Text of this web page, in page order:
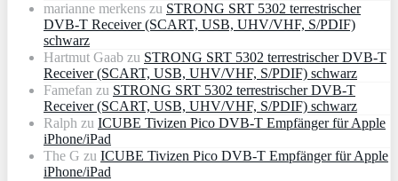
marianne merkens zu STRONG SRT 5302 terrestrischer
DVB-T Receiver (SCART, USB, UHV/VHF, S/PDIF)
schwarz
Hartmut Gaab zu STRONG SRT 5302 terrestrischer DVB-T
Receiver (SCART, USB, UHV/VHF, S/PDIF) schwarz
Famefan zu STRONG SRT 5302 terrestrischer DVB-T
Receiver (SCART, USB, UHV/VHF, S/PDIF) schwarz
Ralph zu ICUBE Tivizen Pico DVB-T Empfänger für Apple
iPhone/iPad
The G zu ICUBE Tivizen Pico DVB-T Empfänger für Apple
iPhone/iPad